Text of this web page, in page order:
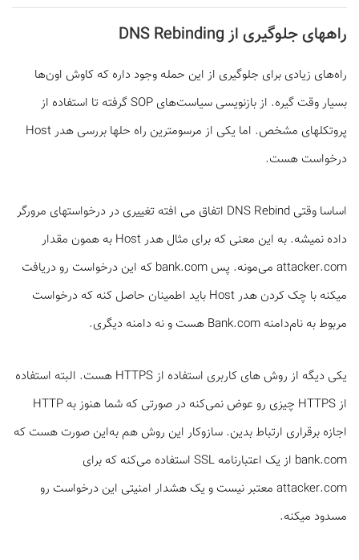
راه­های جلوگیری از DNS Rebinding
راه‌های زیادی برای جلوگیری از این حمله وجود داره که کاوش اون‌ها
بسیار وقت گیره. از بازنویسی سیاست‌های SOP گرفته تا استفاده از
پروتکل­های مشخص. اما یکی از مرسوم­ترین راه حل­ها بررسی هدر Host
درخواست هست.
اساسا وقتی DNS Rebind اتفاق می­ افته تغییری در درخواست­های مرورگر
داده نمیشه. به این معنی که برای مثال هدر Host به همون مقدار
attacker.com می‌مونه. پس bank.com که این درخواست رو دریافت
میکنه با چک کردن هدر Host باید اطمینان حاصل کنه که درخواست
مربوط به نام‌دامنه Bank.com هست و نه دامنه دیگری.
یکی دیگه از روش ­های کاربری استفاده از HTTPS هست. البته استفاده
از HTTPS چیزی رو عوض نمی‌کنه در صورتی که شما هنوز به HTTP
اجازه برقراری ارتباط بدین. سازوکار این روش هم به‌این صورت هست که
bank.com از یک اعتبارنامه SSL استفاده می‌کنه که برای
attacker.com معتبر نیست و یک هشدار امنیتی این درخواست رو
مسدود می­کنه.